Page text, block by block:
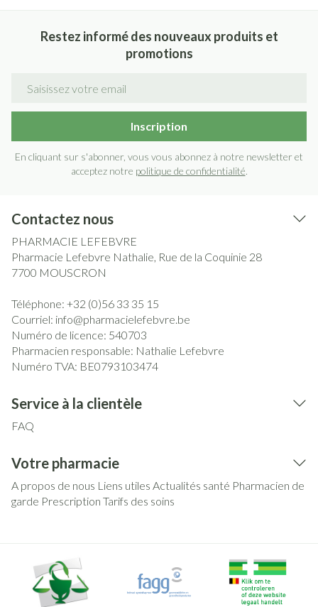
Restez informé des nouveaux produits et
promotions
Inscription
En cliquant sur s'abonner, vous vous abonnez à notre newsletter et
acceptez notre politique de confidentialité.
Contactez nous
PHARMACIE LEFEBVRE
Pharmacie Lefebvre Nathalie, Rue de la Coquinie 28
7700 MOUSCRON
Téléphone: +32 (0)56 33 35 15
Courriel: info@pharmacielefebvre.be
Numéro de licence: 540703
Pharmacien responsable: Nathalie Lefebvre
Numéro TVA: BE0793103474
Service à la clientèle
FAQ
Votre pharmacie
A propos de nous Liens utiles Actualités santé Pharmacien de
garde Prescription Tarifs des soins